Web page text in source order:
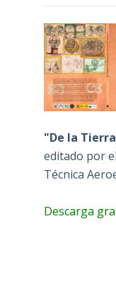
"De la
editado por
Técnica
Descarga